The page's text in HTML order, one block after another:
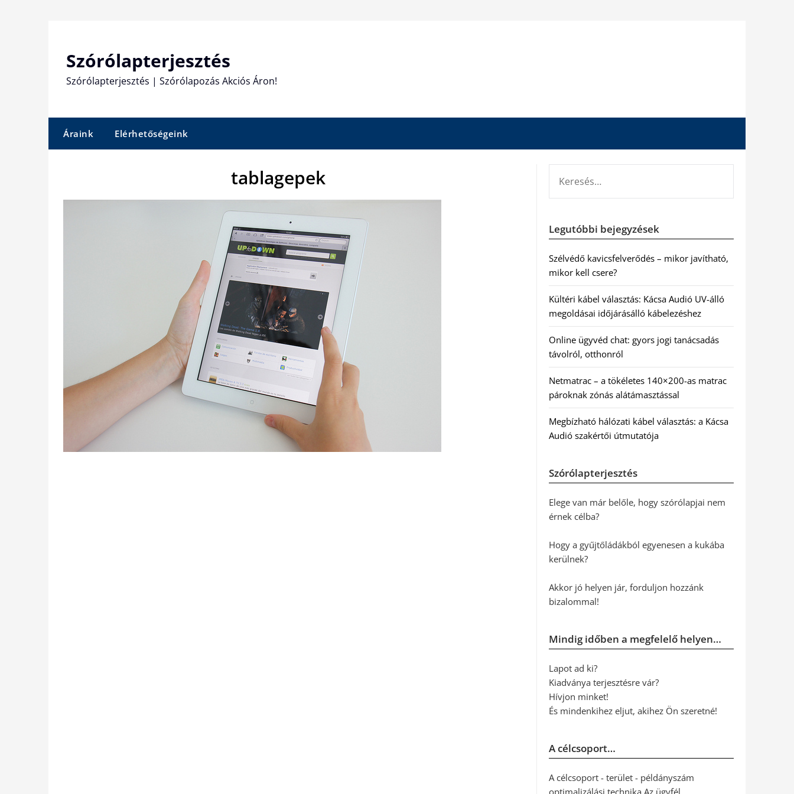
Szórólapterjesztés
Szórólapterjesztés | Szórólapozás Akciós Áron!
Áraink Elérhetőségeink
tablagepek
Legutóbbi bejegyzések
Szélvédő kavicsfelverődés – mikor javítható,
mikor kell csere?
Kültéri kábel választás: Kácsa Audió UV-álló
megoldásai időjárásálló kábelezéshez
Online ügyvéd chat: gyors jogi tanácsadás
távolról, otthonról
Netmatrac – a tökéletes 140×200-as matrac
pároknak zónás alátámasztással
Megbízható hálózati kábel választás: a Kácsa
Audió szakértői útmutatója
Szórólapterjesztés
Elege van már belőle, hogy szórólapjai nem
érnek célba?
Hogy a gyűjtőládákból egyenesen a kukába
kerülnek?
Akkor jó helyen jár, forduljon hozzánk
bizalommal!
Mindig időben a megfelelő helyen…
Lapot ad ki?
Kiadványa terjesztésre vár?
Hívjon minket!
És mindenkihez eljut, akihez Ön szeretné!
A célcsoport…
A célcsoport - terület - példányszám
optimalizálási technika Az ügyfél